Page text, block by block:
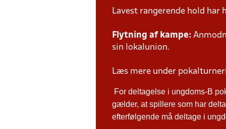
Lavest rangerende hold
Flytning af kampe:
sin lokalunion.
Læs mere under
For deltagelse i ungdoms-B
gælder, at spillere som har
efterfølgende må deltage i